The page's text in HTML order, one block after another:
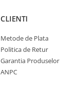
CLIENTI
Metode de Plata
Politica de Retur
Garantia Produselor
ANPC